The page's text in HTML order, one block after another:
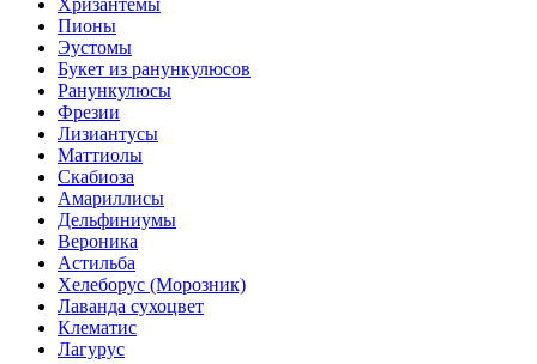
Пионы
Эустомы
Букет из ранункулюсов
Ранункулюсы
Фрезии
Лизиантусы
Маттиолы
Скабиоза
Амариллисы
Дельфиниумы
Вероника
Астильба
Хелеборус (Морозник)
Лаванда сухоцвет
Клематис
Лагурус